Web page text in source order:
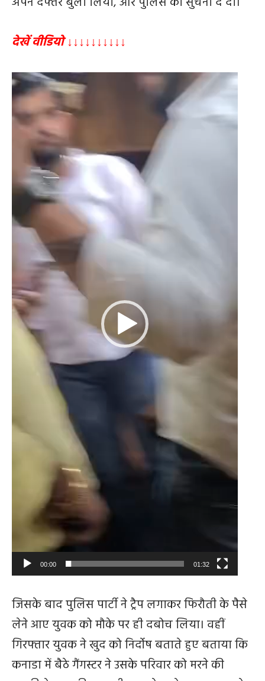
देखें वीडियो ↓↓↓↓↓↓↓↓↓↓
Video
Player
00:00 01:32
जिसके बाद पुलिस पार्टी ने ट्रैप लगाकर फिरौती के पैसे
लेने आए युवक को मौके पर ही दबोच लिया। वहीं
गिरफ्तार युवक ने खुद को निर्दोष बताते हुए बताया कि
कनाडा में बैठे गैंगस्टर ने उसके परिवार को मरने की